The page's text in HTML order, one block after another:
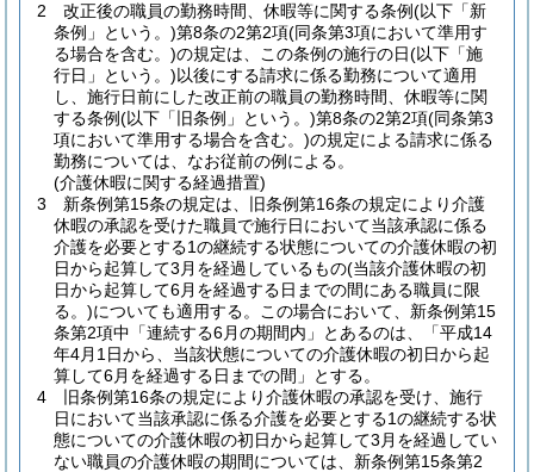
2
改正後の職員の勤務時間、休暇等に関する条例(以下「新
条例」という。)第8条の2第2項(同条第3項において準用す
る場合を含む。)の規定は、この条例の施行の日(以下「施
行日」という。)以後にする請求に係る勤務について適用
し、施行日前にした改正前の職員の勤務時間、休暇等に関
する条例(以下「旧条例」という。)第8条の2第2項(同条第3
項において準用する場合を含む。)の規定による請求に係る
勤務については、なお従前の例による。
(介護休暇に関する経過措置)
3
新条例第15条の規定は、旧条例第16条の規定により介護
休暇の承認を受けた職員で施行日において当該承認に係る
介護を必要とする1の継続する状態についての介護休暇の初
日から起算して3月を経過しているもの(当該介護休暇の初
日から起算して6月を経過する日までの間にある職員に限
る。)についても適用する。
この場合において、新条例第15
条第2項中「連続する6月の期間内」とあるのは、「平成14
年4月1日から、当該状態についての介護休暇の初日から起
算して6月を経過する日までの間」とする。
4
旧条例第16条の規定により介護休暇の承認を受け、施行
日において当該承認に係る介護を必要とする1の継続する状
態についての介護休暇の初日から起算して3月を経過してい
ない職員の介護休暇の期間については、新条例第15条第2